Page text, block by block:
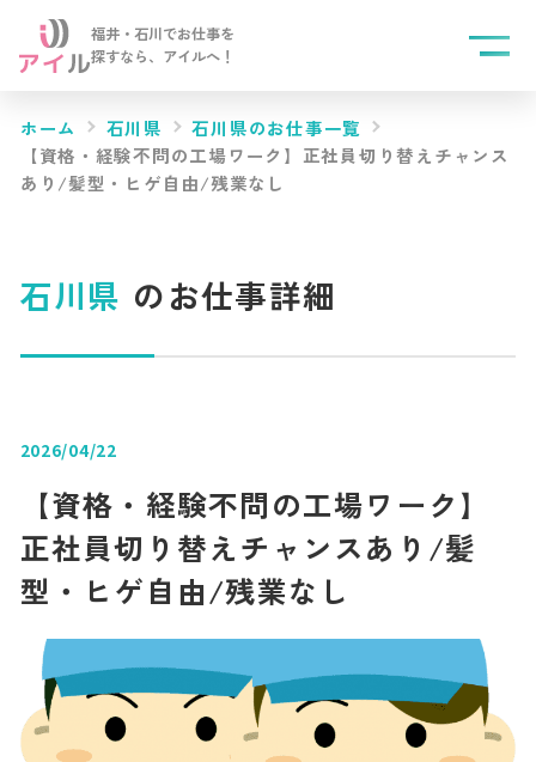
福井・石川でお仕事を
探すなら、 アイルへ！
ホーム 石川県
石川県のお仕事一覧
【資格・経験不問の工場ワーク】正社員切り替えチャンス
あり/髪型・ヒゲ自由/残業なし
石川県 のお仕事詳細
2026/04/22
【資格・経験不問の工場ワーク】
正社員切り替えチャンスあり/髪
型・ヒゲ自由/残業なし